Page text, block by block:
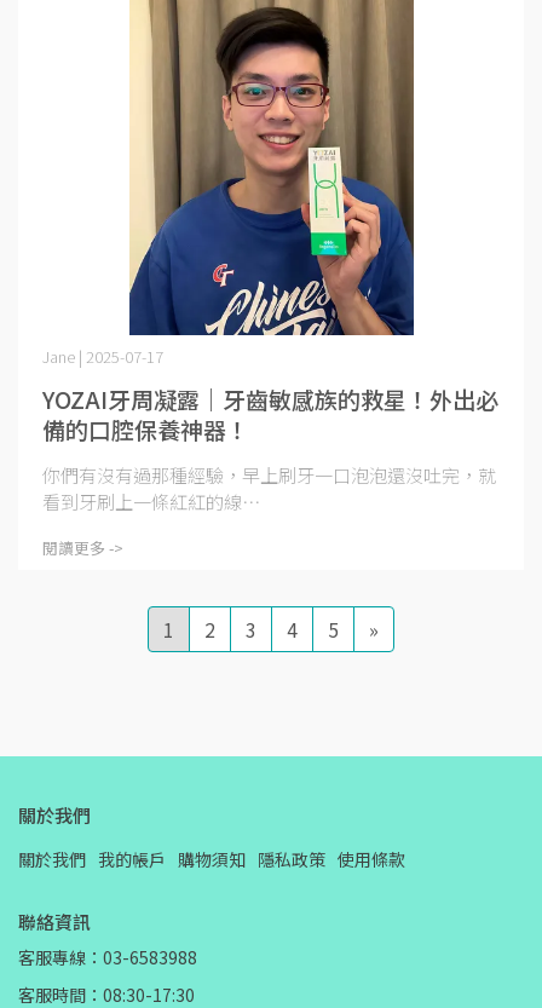
YOZAI牙周凝露｜牙齒敏感族的救星！外出必
備的口腔保養神器！
Jane | 2025-07-17
你們有沒有過那種經驗，早上刷牙一口泡泡還沒吐完，就
看到牙刷上一條紅紅的線⋯
閱讀更多 ->
1 2 3 4 5 »
關於我們
關於我們 我的帳戶 購物須知 隱私政策 使用條款
聯絡資訊
客服專線：03-6583988
客服時間：08:30-17:30